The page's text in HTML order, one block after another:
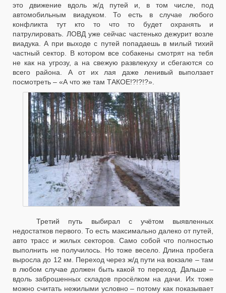
это движение вдоль ж/д путей и, в том числе, под
автомобильным виадуком. То есть в случае любого
конфликта тут кто то что то будет охранять и
патрулировать. ЛОВД уже сейчас частенько дежурит возле
виадука. А при выходе с путей попадаешь в милый тихий
частный сектор. В котором все собакены смотрят на тебя
не как на угрозу, а на свежую развлекуху и сбегаются со
всего района. А от их лая даже ленивый выползает
посмотреть – «А что же там ТАКОЕ!?!?!?».
Третий путь выбирал с учётом выявленных
недостатков первого. То есть максимально далеко от путей,
авто трасс и жилых секторов. Само собой что полностью
выполнить не получилось. Но тоже весело. Длина пробега
выросла до 12 км. Переход через ж/д пути на вокзале – там
в любом случае должен быть какой то переход. Дальше –
вдоль заброшенных складов просёлком на дачи. Их тоже
можно считать нежилыми условно – потому как показывает